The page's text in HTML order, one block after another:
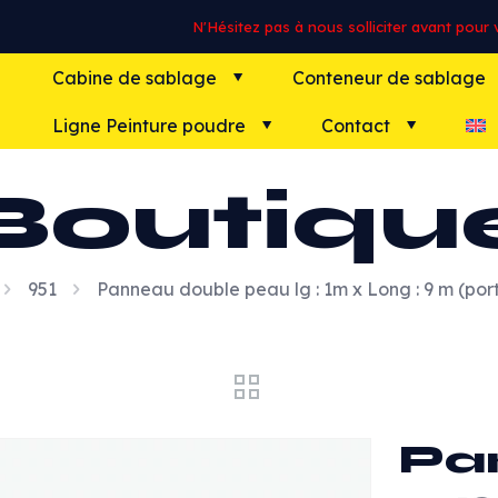
N'Hésitez pas à nous solliciter avant pour
Cabine de sablage Conteneur de sablage
Ligne Peinture poudre Contact
951 Panneau double peau lg : 1m x Long : 9 m